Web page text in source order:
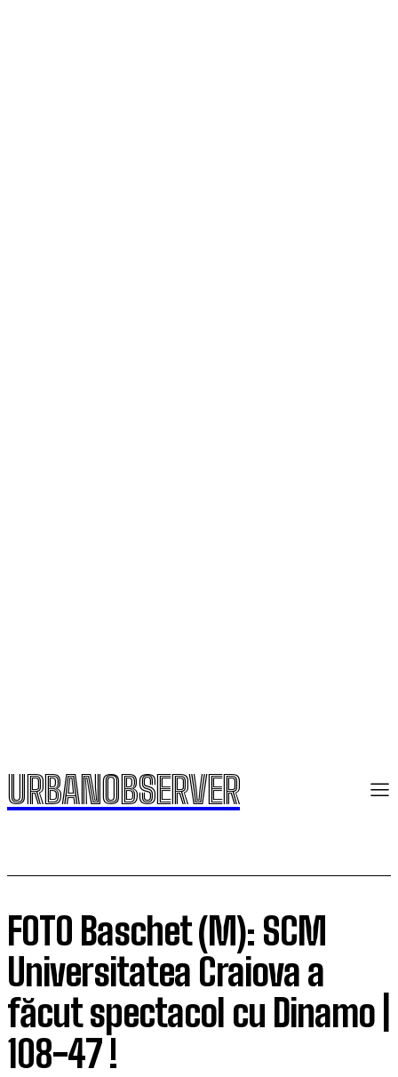
URBANOBSERVER
FOTO Baschet (M): SCM
Universitatea Craiova a
făcut spectacol cu Dinamo |
108-47 !